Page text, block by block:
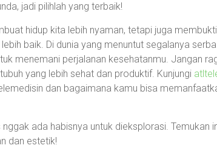
jadi pilihlah yang terbaik!
hidup kita lebih nyaman, tetapi juga
baik. Di dunia yang menuntut segalanya
menemani perjalanan kesehatanmu. Jangan
yang lebih sehat dan produktif. Kunjungi
dan bagaimana kamu bisa
ada habisnya untuk dieksplorasi. Temukan
dan estetik!